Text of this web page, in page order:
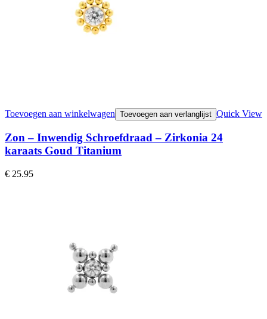
Toevoegen aan winkelwagen Toevoegen aan verlanglijst Quick View
Zon – Inwendig Schroefdraad – Zirkonia 24
karaats Goud Titanium
€ 25.95